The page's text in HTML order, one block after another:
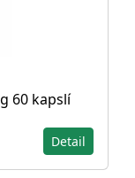
60 kapslí
Detail